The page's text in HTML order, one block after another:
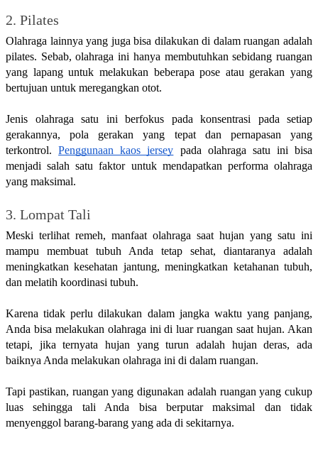
2. Pilates
Olahraga lainnya yang juga bisa dilakukan di dalam ruangan adalah
pilates. Sebab, olahraga ini hanya membutuhkan sebidang ruangan
yang lapang untuk melakukan beberapa pose atau gerakan yang
bertujuan untuk meregangkan otot.
Jenis olahraga satu ini berfokus pada konsentrasi pada setiap
gerakannya, pola gerakan yang tepat dan pernapasan yang
terkontrol. Penggunaan kaos jersey pada olahraga satu ini bisa
menjadi salah satu faktor untuk mendapatkan performa olahraga
yang maksimal.
3. Lompat Tali
Meski terlihat remeh, manfaat olahraga saat hujan yang satu ini
mampu membuat tubuh Anda tetap sehat, diantaranya adalah
meningkatkan kesehatan jantung, meningkatkan ketahanan tubuh,
dan melatih koordinasi tubuh.
Karena tidak perlu dilakukan dalam jangka waktu yang panjang,
Anda bisa melakukan olahraga ini di luar ruangan saat hujan. Akan
tetapi, jika ternyata hujan yang turun adalah hujan deras, ada
baiknya Anda melakukan olahraga ini di dalam ruangan.
Tapi pastikan, ruangan yang digunakan adalah ruangan yang cukup
luas sehingga tali Anda bisa berputar maksimal dan tidak
menyenggol barang-barang yang ada di sekitarnya.